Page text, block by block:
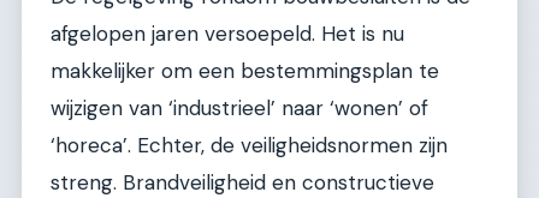
afgelopen jaren versoepeld. Het is nu
makkelijker om een bestemmingsplan te
wijzigen van ‘industrieel’ naar ‘wonen’ of
‘horeca’. Echter, de veiligheidsnormen zijn
streng. Brandveiligheid en constructieve